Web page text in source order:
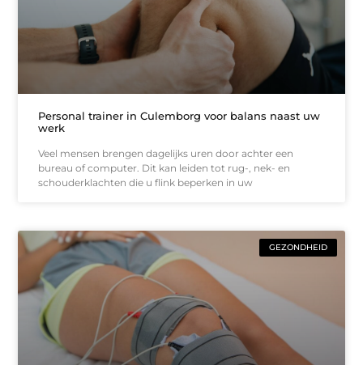
Personal trainer in Culemborg voor balans naast uw
werk
Veel mensen brengen dagelijks uren door achter een
bureau of computer. Dit kan leiden tot rug-, nek- en
schouderklachten die u flink beperken in uw
GEZONDHEID